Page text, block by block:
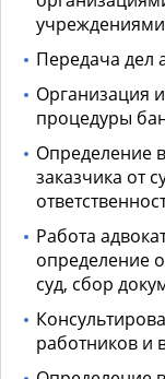
Передача дел
Организация
процедуры
Определение
заказчика от
Работа
определение
суд, сбор
работников и